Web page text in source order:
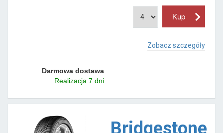
Zobacz szczegóły
Darmowa dostawa
Realizacja 7 dni
Bridgestone